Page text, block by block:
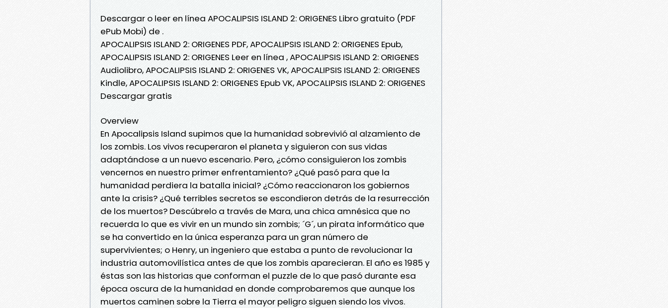
Descargar o leer en línea APOCALIPSIS ISLAND 2: ORIGENES Libro gratuito (PDF
ePub Mobi) de .
APOCALIPSIS ISLAND 2: ORIGENES PDF, APOCALIPSIS ISLAND 2: ORIGENES Epub,
APOCALIPSIS ISLAND 2: ORIGENES Leer en línea , APOCALIPSIS ISLAND 2: ORIGENES
Audiolibro, APOCALIPSIS ISLAND 2: ORIGENES VK, APOCALIPSIS ISLAND 2: ORIGENES
Kindle, APOCALIPSIS ISLAND 2: ORIGENES Epub VK, APOCALIPSIS ISLAND 2: ORIGENES
Descargar gratis
Overview
En Apocalipsis Island supimos que la humanidad sobrevivió al alzamiento de
los zombis. Los vivos recuperaron el planeta y siguieron con sus vidas
adaptándose a un nuevo escenario. Pero, ¿cómo consiguieron los zombis
vencernos en nuestro primer enfrentamiento? ¿Qué pasó para que la
humanidad perdiera la batalla inicial? ¿Cómo reaccionaron los gobiernos
ante la crisis? ¿Qué terribles secretos se escondieron detrás de la resurrección
de los muertos? Descúbrelo a través de Mara, una chica amnésica que no
recuerda lo que es vivir en un mundo sin zombis; ´G´, un pirata informático que
se ha convertido en la única esperanza para un gran número de
supervivientes; o Henry, un ingeniero que estaba a punto de revolucionar la
industria automovilística antes de que los zombis aparecieran. El año es 1985 y
éstas son las historias que conforman el puzzle de lo que pasó durante esa
época oscura de la humanidad en donde comprobaremos que aunque los
muertos caminen sobre la Tierra el mayor peligro siguen siendo los vivos.